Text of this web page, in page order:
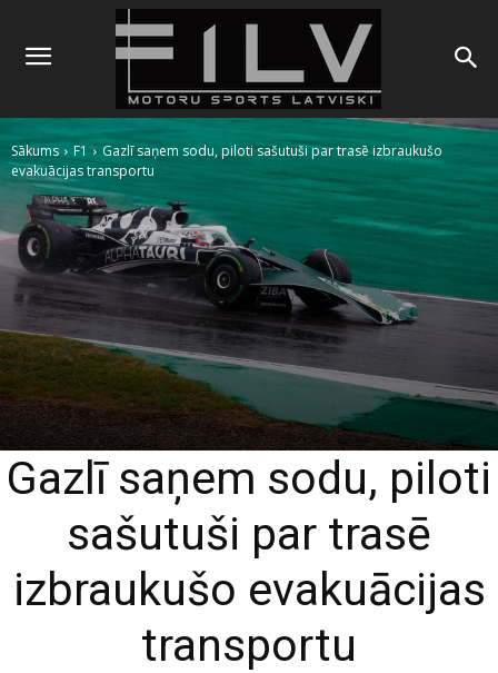
Sākums F1
Gazlī saņem sodu, piloti sašutuši par trasē izbraukušo
evakuācijas transportu
Gazlī saņem sodu, piloti
sašutuši par trasē
izbraukušo evakuācijas
transportu